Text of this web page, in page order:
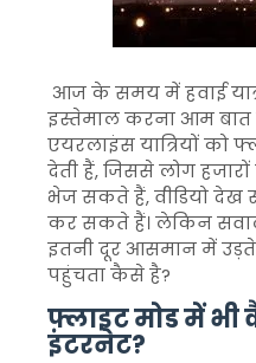
आज के समय में हवाई
इस्तेमाल करना आम बात
एयरलाइंस यात्रियों को
देती हैं, जिससे लोग
भेज सकते हैं, वीडियो
कर सकते हैं। लेकिन
इतनी दूर आसमान में
पहुंचता कैसे है?
फ्लाइट मोड में
इंटरनेट?